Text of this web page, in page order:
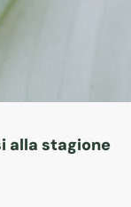
alla stagione